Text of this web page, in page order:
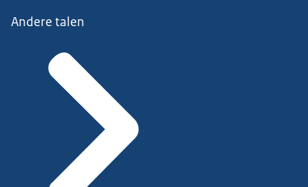
Andere talen